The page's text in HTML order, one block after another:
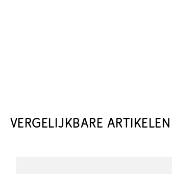
VERGELIJKBARE ARTIKELEN